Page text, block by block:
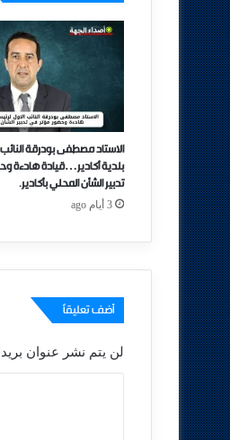
الاستاد مصطفى بودرقة
بلدية أكادير…قيادة هادءة
تدبير الشأن المحلي بأكادير.
3 أيام ago
أضف تعليقاً
لن يتم نشر عنوان